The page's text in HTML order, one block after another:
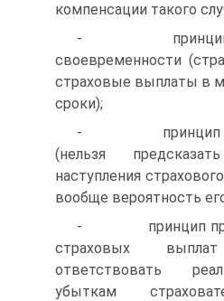
компенсации такого
- принцип
своевременности
страховые выплаты в
сроки);
- принцип
(нельзя
наступления
вообще вероятность
- принцип
страховых
ответствовать
убыткам